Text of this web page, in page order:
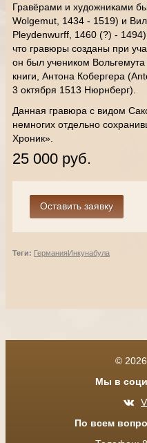
Гравёрами и художниками
Wolgemut, 1434 - 1519) и
Pleydenwurff, 1460 (?) -
что гравюры созданы при
он был учеником
книги, Антона Кобергера
3 октября 1513 Нюрнберг).
Данная гравюра с видом
немногих отдельно
Хроник».
25 000 руб.
Теги: ГерманияИнкунабула
©
Мы в
По всем